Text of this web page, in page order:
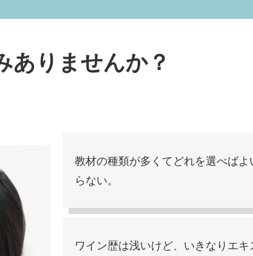
ありませんか？
教材の種類が多くてどれを選べばよ
らない。
ワイン歴は浅いけど、いきなりエキ